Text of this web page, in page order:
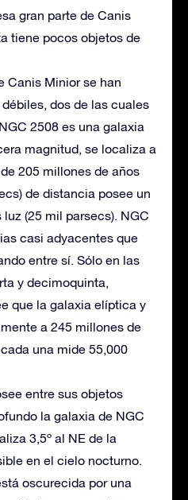
gran parte de Canis
tiene pocos objetos de
Canis Minior se han
dos de las cuales
2508 es una galaxia
magnitud, se localiza a
205 millones de años
de distancia posee un
(25 mil parsecs). NGC
casi adyacentes que
entre sí. Sólo en las
y decimoquinta,
que la galaxia elíptica y
a 245 millones de
una mide 55,000
entre sus objetos
la galaxia de NGC
3,5º al NE de la
en el cielo nocturno.
oscurecida por una